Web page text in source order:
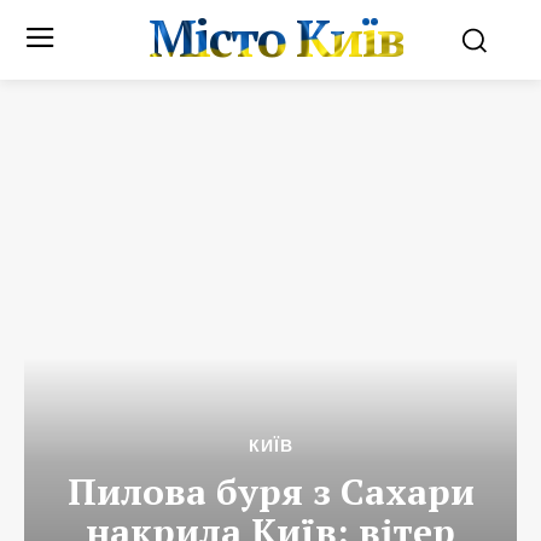
Місто Київ
КИЇВ
Пилова буря з Сахари
накрила Київ: вітер